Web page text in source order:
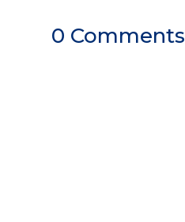
0 Comments